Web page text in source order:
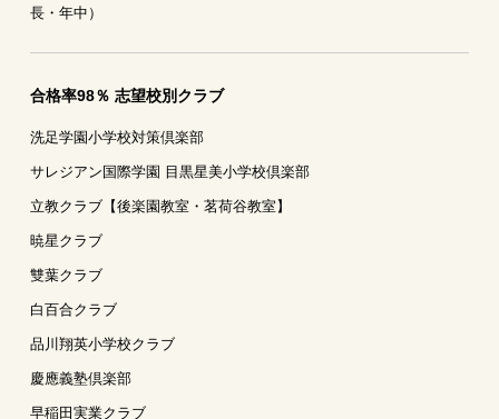
長・年中）
合格率98％ 志望校別クラブ
洗足学園小学校対策倶楽部
サレジアン国際学園 目黒星美小学校倶楽部
立教クラブ【後楽園教室・茗荷谷教室】
暁星クラブ
雙葉クラブ
白百合クラブ
品川翔英小学校クラブ
慶應義塾倶楽部
早稲田実業クラブ